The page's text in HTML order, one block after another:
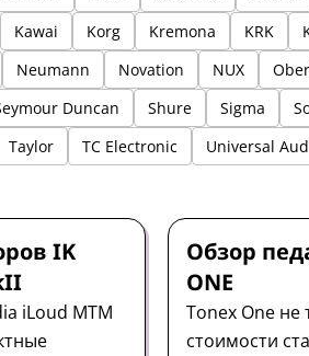
Kawai Korg Kremona KRK
Neumann Novation NUX
Duncan Shure Sigma
Taylor TC Electronic Universal
IK
iLoud MTM
Обзор
ONE
Tonex One не
стоимости